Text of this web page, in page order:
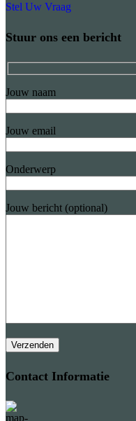
Stel Uw Vraag
Stuur ons een bericht
Jouw naam
Jouw email
Onderwerp
Jouw bericht (optional)
Contact Informatie